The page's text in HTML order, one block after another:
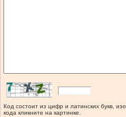
Код состоит из цифр и латинских букв,
кода кликните на картинке.